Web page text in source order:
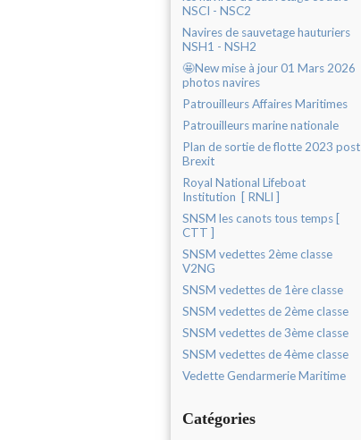
NSCI - NSC2
Navires de sauvetage hauturiers
NSH1 - NSH2
🤩New mise à jour 01 Mars 2026
photos navires
Patrouilleurs Affaires Maritimes
Patrouilleurs marine nationale
Plan de sortie de flotte 2023 post
Brexit
Royal National Lifeboat
Institution [ RNLI ]
SNSM les canots tous temps [
CTT ]
SNSM vedettes 2ème classe
V2NG
SNSM vedettes de 1ère classe
SNSM vedettes de 2ème classe
SNSM vedettes de 3ème classe
SNSM vedettes de 4ème classe
Vedette Gendarmerie Maritime
Catégories